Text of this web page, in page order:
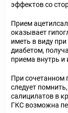
эффектов со
Прием
оказывает
иметь в виду
диабетом,
приема внутрь и
При сочетанном
следует
салицилатов в
ГКС возможна